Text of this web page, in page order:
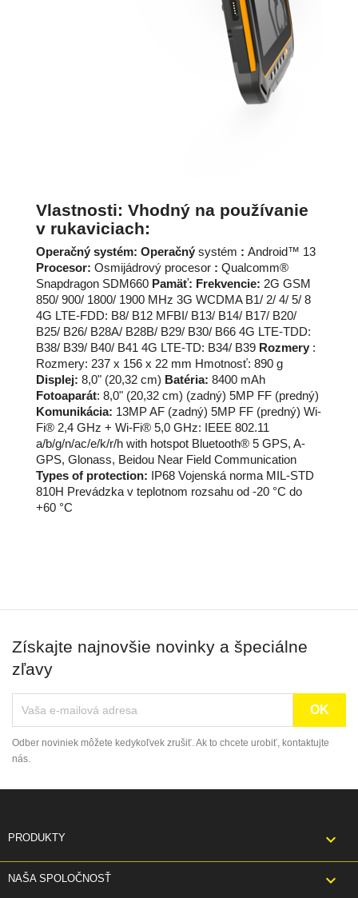
Operačný systém: Operačný
:
Procesor:
:
Pamäť: Frekvencie:
Rozmery
Displej:
Batéria:
Fotoaparát
Komunikácia:
Types of protection:
Získajte najnovšie novinky a špeciálne
zľavy
Odber noviniek môžete kedykoľvek zrušiť. Ak to chcete urobiť, kontaktujte
nás.
PRODUKTY 
NAŠA SPOLOČNOSŤ 